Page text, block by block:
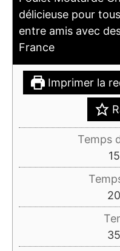
délicieuse pour
entre amis avec
France
Imprimer la
Temps
15
20
35